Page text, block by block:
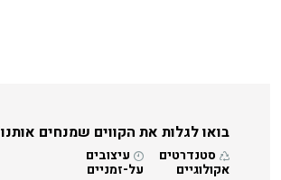
בואו לגלות את הקווים שמנחים אותנו
סטנדרטים
אקולוגיים
עיצובים
על-זמניים